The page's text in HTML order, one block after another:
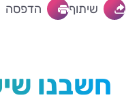
שיתוף הדפסה
חשבנו